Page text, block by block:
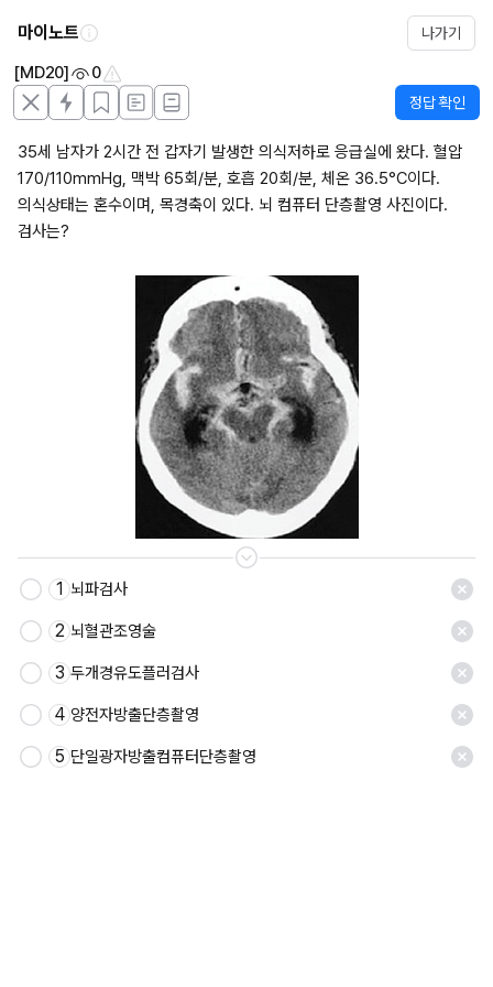
마이노트 나가기
[MD20] 0
정답 확인
35세 남자가 2시간 전 갑자기 발생한 의식저하로 응급실에 왔다. 혈압
170/110mmHg, 맥박 65회/분, 호흡 20회/분, 체온 36.5°C이다.
의식상태는 혼수이며, 목경축이 있다. 뇌 컴퓨터 단층촬영 사진이다.
검사는?
저장
1 뇌파검사
2 뇌혈관조영술
3 두개경유도플러검사
4 양전자방출단층촬영
5 단일광자방출컴퓨터단층촬영